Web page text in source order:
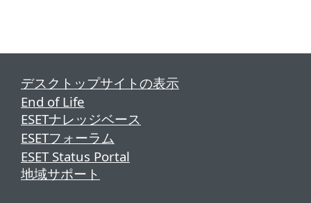
デスクトップサイトの表示
End of Life
ESETナレッジベース
ESETフォーラム
ESET Status Portal
地域サポート